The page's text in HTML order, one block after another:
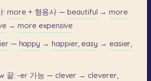
: more + 형용사 — beautiful → more
→ more expensive
ier — happy → happier, easy → easier,
끝: -er 가능 — clever → cleverer,